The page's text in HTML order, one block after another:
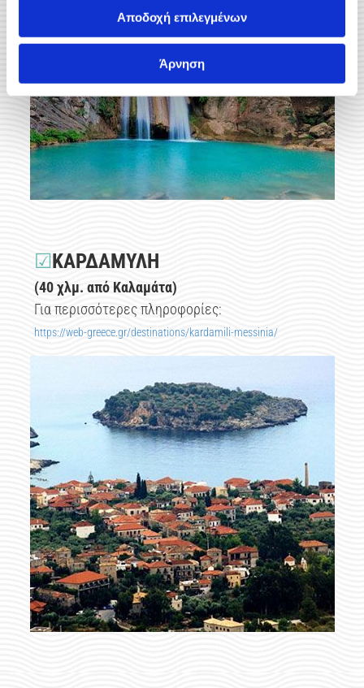
Αποδοχή επιλεγμένων
Άρνηση
☑ΚΑΡΔΑΜΥΛΗ
(40 χλμ. από Καλαμάτα)
Για περισσότερες πληροφορίες:
https://web-greece.gr/destinations/kardamili-messinia/